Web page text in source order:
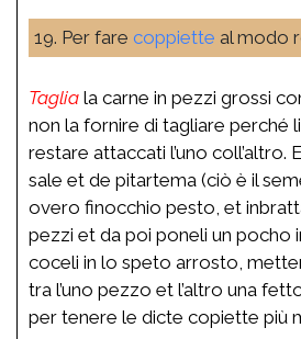
19. Per fare coppiette al modo
Taglia la carne in pezzi grossi
non la fornire di tagliare perché
restare attaccati l’uno coll’altro.
sale et de pitartema (ciò è il
overo finocchio pesto, et
pezzi et da poi poneli un pocho
coceli in lo speto arrosto,
tra l’uno pezzo et l’altro una
per tenere le dicte copiette più